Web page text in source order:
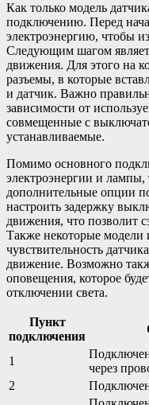
Как только модель
подключению. Перед
электроэнергию, чтобы
Следующим шагом
движения. Для этого на
разъемы, в которые
и датчик. Важно
зависимости от
совмещенные с
устанавливаемые.
Помимо основного
электроэнергии и лампы,
дополнительные опции
настроить задержку
движения, что позволит
Также некоторые модели
чувствительность
движение. Возможно
оповещения, которое
отключении света.
Пункт
подключения
1
через
2